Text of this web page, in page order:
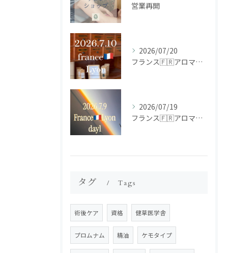
営業再開
2026/07/20
フランス🇫🇷アロマ研修ツアー𝗱𝗮𝘆𝟮
2026/07/19
フランス🇫🇷アロマ研修ツアー𝗱𝗮𝘆𝟭
タグ Tags
術後ケア 資格 健草医学舎
プロムナム 精油 ケモタイプ